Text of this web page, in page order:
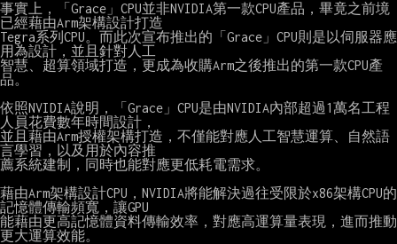
事實上，「Grace」CPU並非NVIDIA第一款CPU產品，畢竟之前境
已經藉由Arm架構設計打造
Tegra系列CPU。而此次宣布推出的「Grace」CPU則是以伺服器應
用為設計，並且針對人工
智慧、超算領域打造，更成為收購Arm之後推出的第一款CPU產
品。
依照NVIDIA說明，「Grace」CPU是由NVIDIA內部超過1萬名工程
人員花費數年時間設計，
並且藉由Arm授權架構打造，不僅能對應人工智慧運算、自然語
言學習，以及用於內容推
薦系統建制，同時也能對應更低耗電需求。
藉由Arm架構設計CPU，NVIDIA將能解決過往受限於x86架構CPU的
記憶體傳輸頻寬，讓GPU
能藉由更高記憶體資料傳輸效率，對應高運算量表現，進而推動
更大運算效能。